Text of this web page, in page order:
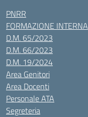
PNRR
FORMAZIONE INTERNA
D.M. 65/2023
D.M. 66/2023
D.M. 19/2024
Area Genitori
Area Docenti
Personale ATA
Segreteria